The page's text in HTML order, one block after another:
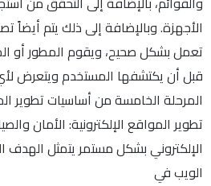
الأجهزة. وبالإضافة إلى ذلك يتم أيضاً
تعمل بشكل صحيح، ويقوم المطور أو
قبل أن يكتشفها المستخدم ويتعرض
المرحلة الخامسة من أساسيات تطوير
تطوير المواقع الإلكترونية: الأمان
الإلكتروني بشكل مستمر يتمثل الهدف
الويب في